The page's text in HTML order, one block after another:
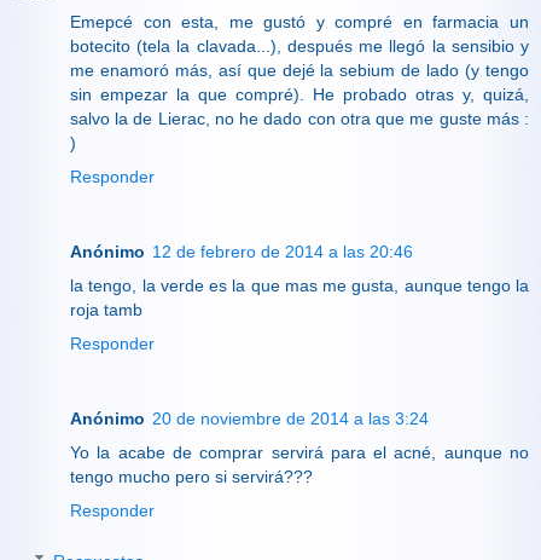
Emepcé con esta, me gustó y compré en farmacia un
botecito (tela la clavada...), después me llegó la sensibio y
me enamoró más, así que dejé la sebium de lado (y tengo
sin empezar la que compré). He probado otras y, quizá,
salvo la de Lierac, no he dado con otra que me guste más :
)
Responder
Anónimo 12 de febrero de 2014 a las 20:46
la tengo, la verde es la que mas me gusta, aunque tengo la
roja tamb
Responder
Anónimo 20 de noviembre de 2014 a las 3:24
Yo la acabe de comprar servirá para el acné, aunque no
tengo mucho pero si servirá???
Responder